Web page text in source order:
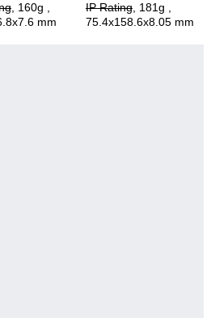
, 160g
mm
IP Rating, 181g
75.4x158.6x8.05 mm